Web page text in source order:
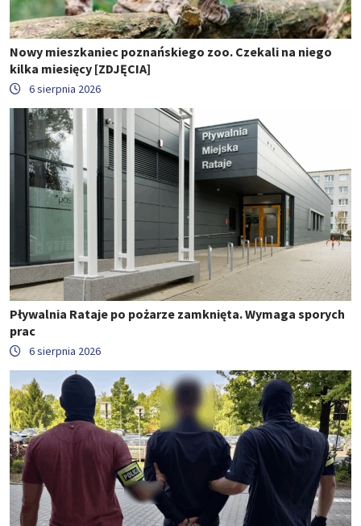
Nowy mieszkaniec poznańskiego zoo. Czekali na niego
kilka miesięcy [ZDJĘCIA]
6 sierpnia 2026
Pływalnia Rataje po pożarze zamknięta. Wymaga sporych
prac
6 sierpnia 2026